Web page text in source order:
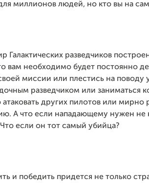
миллионов людей, но кто вы на
Галактических разведчиков
вам необходимо будет постоянно
миссии или плестись на поводу
разведчиком или заниматься
атаковать других пилотов или мирно
А что если нападающему нужен не
Что если он тот самый убийца?
и победить придется не только